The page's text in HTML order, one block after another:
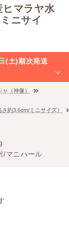
ヒマラヤ水
ニサイ
(土)順次発送
ャ（神像）
約3.6cm/ミニサイズ）
/マニハール